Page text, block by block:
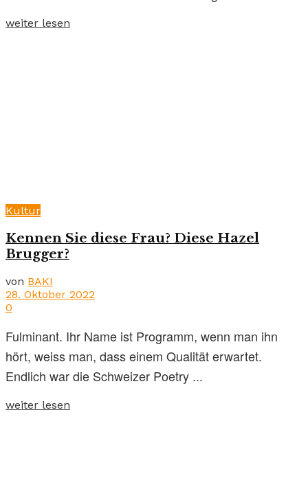
weiter lesen
Kultur
Kennen Sie diese Frau? Diese Hazel
Brugger?
von BAKI
28. Oktober 2022
0
Fulminant. Ihr Name ist Programm, wenn man ihn
hört, weiss man, dass einem Qualität erwartet.
Endlich war die Schweizer Poetry ...
weiter lesen